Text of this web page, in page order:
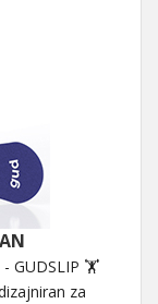
- GUDSLIP 🏋️
za